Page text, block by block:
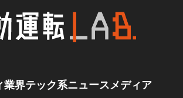
業界テック系ニュースメディア